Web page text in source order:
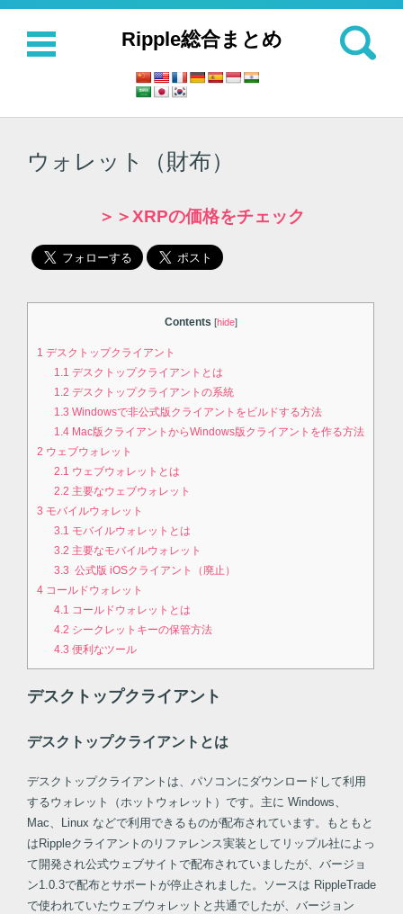
Ripple総合まとめ
検索:
コンテンツに移動
ウォレット（財布）
＞＞XRPの価格をチェック
Contents [hide]
1 デスクトップクライアント
1.1 デスクトップクライアントとは
1.2 デスクトップクライアントの系統
1.3 Windowsで非公式版クライアントをビルドする方法
1.4Mac版クライアントからWindows版クライアントを作る方法
2 ウェブウォレット
2.1 ウェブウォレットとは
2.2 主要なウェブウォレット
3 モバイルウォレット
3.1 モバイルウォレットとは
3.2 主要なモバイルウォレット
3.3 公式版 iOSクライアント（廃止）
4 コールドウォレット
4.1 コールドウォレットとは
4.2 シークレットキーの保管方法
4.3 便利なツール
デスクトップクライアント
デスクトップクライアントとは
デスクトップクライアントは、パソコンにダウンロードして利用
するウォレット（ホットウォレット）です。主に Windows、
Mac、Linux などで利用できるものが配布されています。もともと
はRippleクライアントのリファレンス実装としてリップル社によっ
て開発され公式ウェブサイトで配布されていましたが、バージョ
ン1.0.3で配布とサポートが停止されました。ソースは RippleTrade
で使われていたウェブウォレットと共通でしたが、バージョン